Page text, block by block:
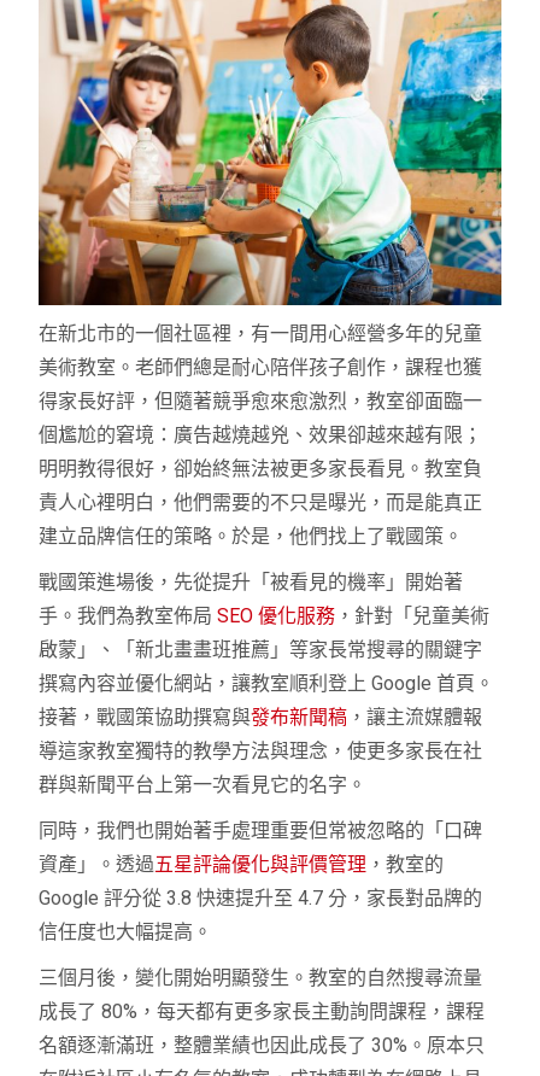
在新北市的一個社區裡，有一間用心經營多年的兒童
美術教室。老師們總是耐心陪伴孩子創作，課程也獲
得家長好評，但隨著競爭愈來愈激烈，教室卻面臨一
個尷尬的窘境：廣告越燒越兇、效果卻越來越有限；
明明教得很好，卻始終無法被更多家長看見。教室負
責人心裡明白，他們需要的不只是曝光，而是能真正
建立品牌信任的策略。於是，他們找上了戰國策。
戰國策進場後，先從提升「被看見的機率」開始著
手。我們為教室佈局SEO 優化服務 ，針對「兒童美術
啟蒙」、「新北畫畫班推薦」等家長常搜尋的關鍵字
撰寫內容並優化網站，讓教室順利登上 Google 首頁。
接著，戰國策協助撰寫與發布新聞稿 ，讓主流媒體報
導這家教室獨特的教學方法與理念，使更多家長在社
群與新聞平台上第一次看見它的名字。
同時，我們也開始著手處理重要但常被忽略的「口碑
資產」。透過五星評論優化與評價管理 ，教室的
Google 評分從 3.8 快速提升至 4.7 分，家長對品牌的
信任度也大幅提高。
三個月後，變化開始明顯發生。教室的自然搜尋流量
成長了 80%，每天都有更多家長主動詢問課程，課程
名額逐漸滿班，整體業績也因此成長了 30%。原本只